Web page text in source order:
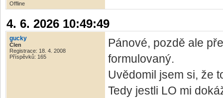
Offline
4. 6. 2026 10:49:49
gucky
Člen
Registrace: 18. 4. 2008
Příspěvků: 165
Pánové, pozdě ale
formulovaný.
Uvědomil jsem si, že
Tedy jestli LO mi